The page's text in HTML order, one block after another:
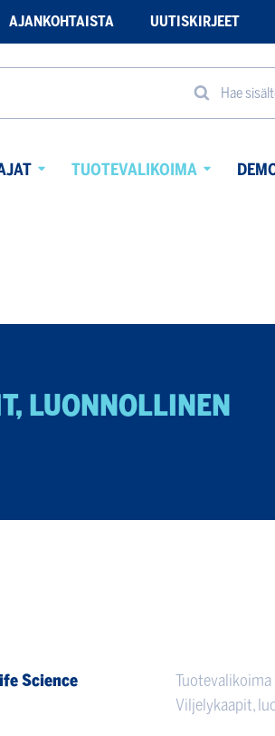
AJANKOHTAISTA UUTISKIRJEET
Hae
TUOTEVALIKOIMA
LUONNOLLINEN
Science
Tuotevalikoima
Viljelykaapit,